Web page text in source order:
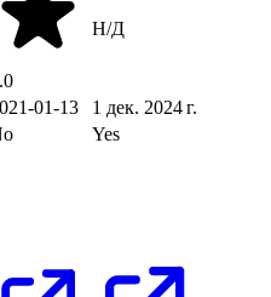
Н/Д
01-13
1 дек. 2024 г.
Yes